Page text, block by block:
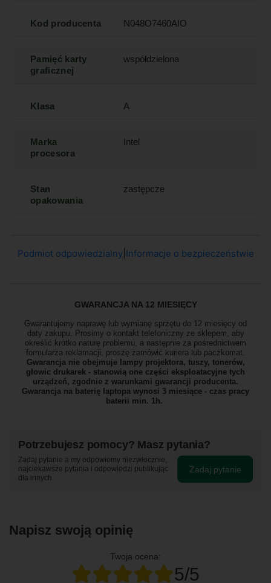
Kod producenta N048O7460AIO
Pamięć karty
graficznej
współdzielona
Klasa A
Marka
procesora
Intel
Stan
opakowania
zastępcze
Podmiot odpowiedzialny| Informacje o bezpieczeństwie
GWARANCJA NA 12 MIESIĘCY
Gwarantujemy naprawę lub wymianę sprzętu do 12 miesięcy od
daty zakupu. Prosimy o kontakt telefoniczny ze sklepem, aby
określić krótko naturę problemu, a następnie za pośrednictwem
formularza reklamacji, proszę zamówić kuriera lub paczkomat.
Gwarancja nie obejmuje lampy projektora, tuszy, tonerów,
głowic drukarek - stanowią one części eksploatacyjne tych
urządzeń, zgodnie z warunkami gwarancji producenta.
Gwarancja na baterię laptopa wynosi 3 miesiące - czas pracy
baterii min. 1h.
Potrzebujesz pomocy? Masz pytania?
Zadaj pytanie a my odpowiemy niezwłocznie,
najciekawsze pytania i odpowiedzi publikując
dla innych.
Zadaj pytanie
Napisz swoją opinię
Twoja ocena:
5/5